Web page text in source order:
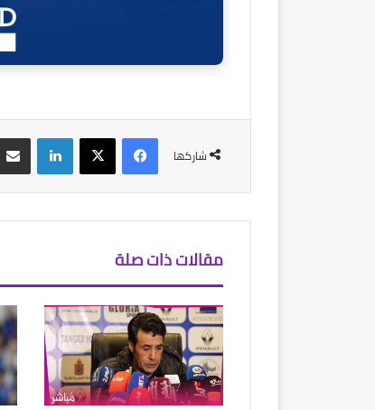
شاركها
فيسبوك‫X لينكدإن
مقالات ذات صلة